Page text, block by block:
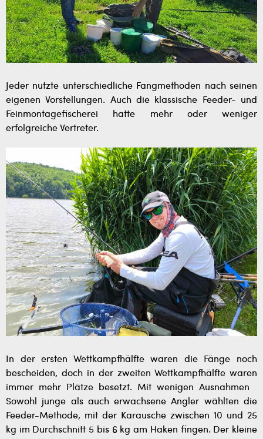
Jeder nutzte unterschiedliche Fangmethoden nach seinen
eigenen Vorstellungen. Auch die klassische Feeder- und
Feinmontagefischerei hatte mehr oder weniger
erfolgreiche Vertreter.
In der ersten Wettkampfhälfte waren die Fänge noch
bescheiden, doch in der zweiten Wettkampfhälfte waren
immer mehr Plätze besetzt. Mit wenigen Ausnahmen
Sowohl junge als auch erwachsene Angler wählten die
Feeder-Methode, mit der Karausche zwischen 10 und 25
kg im Durchschnitt 5 bis 6 kg am Haken fingen. Der kleine